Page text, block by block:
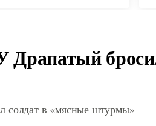
солдат в «мясные штурмы»